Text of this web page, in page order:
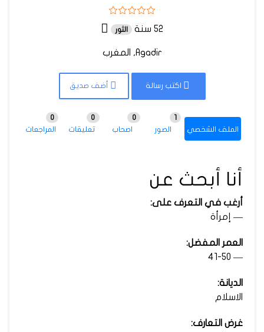
52 سنة الثور
Agadir, المغرب
اكتب رسالة أضف صديق
الملف الشخصي الصور اصحاب
0
تعليقات
0
المراجعات
0
أنا أبحث عن
أرغب في التعرف على:
— إمرأة
العمر المفضل:
— 41-50
الديانة:
الاسلام
غرض التعارف: